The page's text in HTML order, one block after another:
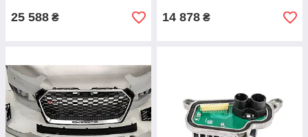
25 588 ₴ 14 878 ₴